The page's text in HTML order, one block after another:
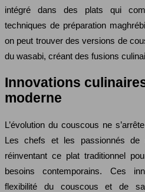
intégré dans des plats qui
techniques de préparation
on peut trouver des versions de
du wasabi, créant des fusions
Innovations
moderne
L’évolution du couscous ne
Les chefs et les passionnés de
réinventant ce plat traditionnel
besoins contemporains. Ces
flexibilité du couscous et de